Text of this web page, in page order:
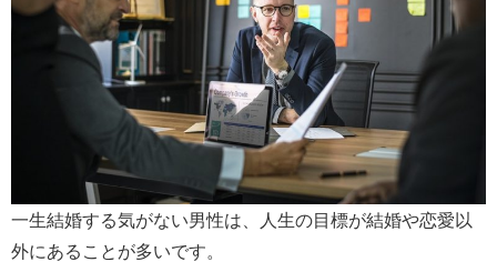
一生結婚する気がない男性は、人生の目標が結婚や恋愛以
外にあることが多いです。